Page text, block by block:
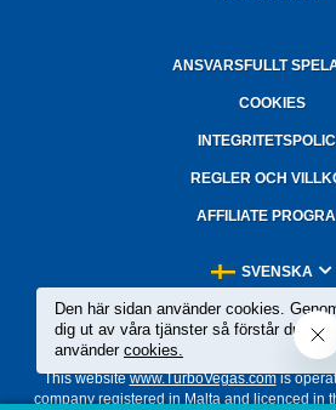
Den här sidan använder cookies.
dig ut av våra tjänster så förstår du och
använder cookies.
SVENSKA
ANSVARSFULLT
COOKIES
REGLER OCH
AFFILIATE
This websitewww.TurboVegas.comis
company registered in Malta and licenced in